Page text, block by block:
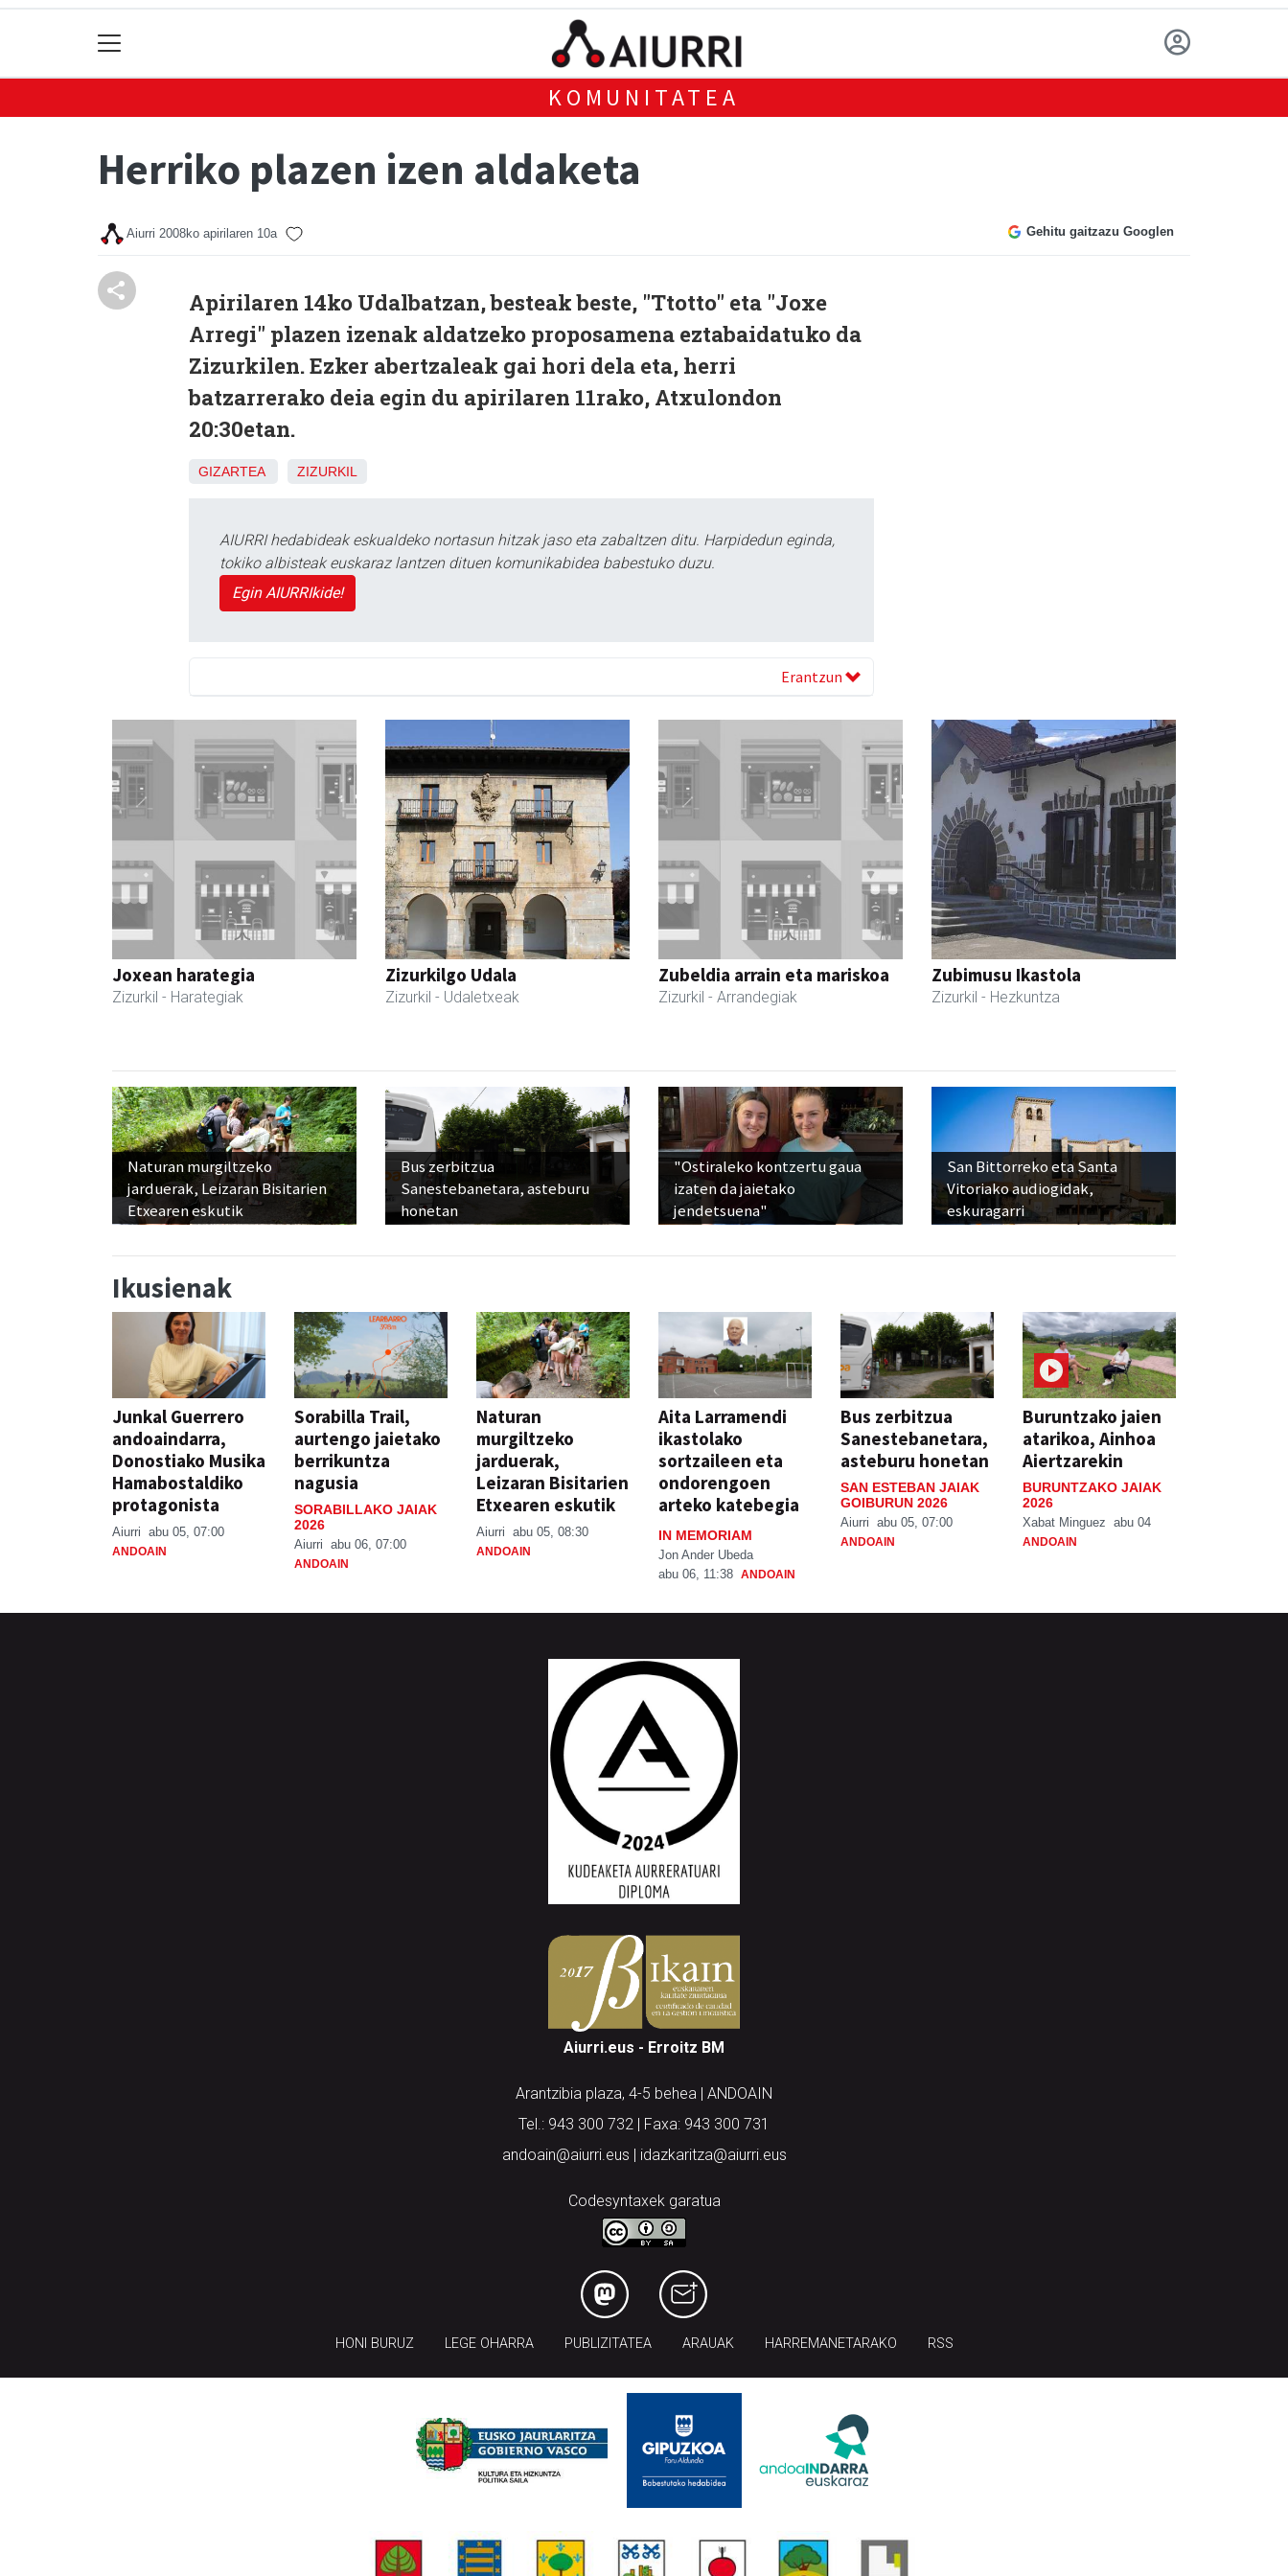
KOMUNITATEA
Herriko plazen izen aldaketa
Aiurri 2008ko apirilaren 10a Gehitu gaitzazu Googlen
Apirilaren 14ko Udalbatzan, besteak beste, "Ttotto" eta "Joxe
Arregi" plazen izenak aldatzeko proposamena eztabaidatuko da
Zizurkilen. Ezker abertzaleak gai hori dela eta, herri
batzarrerako deia egin du apirilaren 11rako, Atxulondon
20:30etan.
GIZARTEA ZIZURKIL
AIURRI hedabideak eskualdeko nortasun hitzak jaso eta zabaltzen ditu. Harpidedun eginda,
tokiko albisteak euskaraz lantzen dituen komunikabidea babestuko duzu.
Egin AIURRIkide!
Erantzun
Joxean harategia
Zizurkil - Harategiak
Zizurkilgo Udala
Zizurkil - Udaletxeak
Zubeldia arrain eta mariskoa
Zizurkil - Arrandegiak
Zubimusu Ikastola
Zizurkil - Hezkuntza
Naturan murgiltzeko
jarduerak, Leizaran Bisitarien
Etxearen eskutik
Bus zerbitzua
Sanestebanetara, asteburu
honetan
"Ostiraleko kontzertu gaua
izaten da jaietako
jendetsuena"
San Bittorreko eta Santa
Vitoriako audiogidak,
eskuragarri
Ikusienak
Junkal Guerrero
andoaindarra,
Donostiako Musika
Hamabostaldiko
protagonista
Aiurri abu 05, 07:00
ANDOAIN
Sorabilla Trail,
aurtengo jaietako
berrikuntza
nagusia
SORABILLAKO JAIAK
2026
Aiurri abu 06, 07:00
ANDOAIN
Naturan
murgiltzeko
jarduerak,
Leizaran Bisitarien
Etxearen eskutik
Aiurri abu 05, 08:30
ANDOAIN
Aita Larramendi
ikastolako
sortzaileen eta
ondorengoen
arteko katebegia
IN MEMORIAM
Jon Ander Ubeda
abu 06, 11:38 ANDOAIN
Bus zerbitzua
Sanestebanetara,
asteburu honetan
SAN ESTEBAN JAIAK
GOIBURUN 2026
Aiurri abu 05, 07:00
ANDOAIN
Buruntzako jaien
atarikoa, Ainhoa
Aiertzarekin
BURUNTZAKO JAIAK
2026
Xabat Minguez abu 04
ANDOAIN
Aiurri.eus - Erroitz BM
Arantzibia plaza, 4-5 behea | ANDOAIN
Tel.: 943 300 732 | Faxa: 943 300 731
andoain@aiurri.eus | idazkaritza@aiurri.eus
Codesyntaxek garatua
HONI BURUZ LEGE OHARRA PUBLIZITATEA ARAUAK HARREMANETARAKO RSS